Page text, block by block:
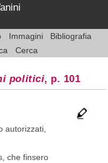
Immagini
Bibliografia
Cerca
politici, p. 101
autorizzati,
che finsero